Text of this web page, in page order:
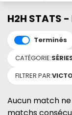
H2H STATS
Terminés
CATÉGORIE:
FILTRER PAR:
Aucun match